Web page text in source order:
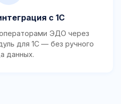
с 1С
ЭДО через
для 1С — без ручного
данных.